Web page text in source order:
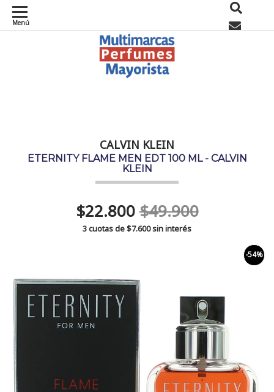
Menú
CALVIN KLEIN
ETERNITY FLAME MEN EDT 100 ML - CALVIN
KLEIN
$22.800$49.900
3 cuotas de$7.600sin interés
-54%